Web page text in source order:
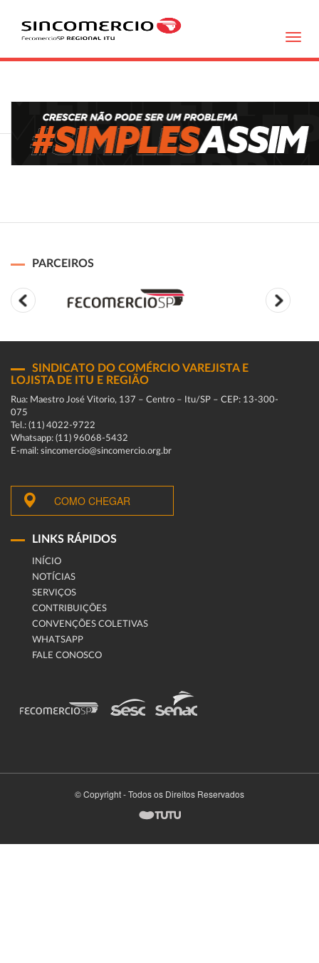
PARCEIROS
SINDICATO DO COMÉRCIO VAREJISTA E
LOJISTA DE ITU E REGIÃO
Rua: Maestro José Vitorio, 137 – Centro – Itu/SP – CEP: 13-300-
075
Tel.: (11) 4022-9722
Whatsapp: (11) 96068-5432
E-mail: sincomercio@sincomercio.org.br
COMO CHEGAR
LINKS RÁPIDOS
INÍCIO
NOTÍCIAS
SERVIÇOS
CONTRIBUIÇÕES
CONVENÇÕES COLETIVAS
WHATSAPP
FALE CONOSCO
© Copyright - Todos os Direitos Reservados